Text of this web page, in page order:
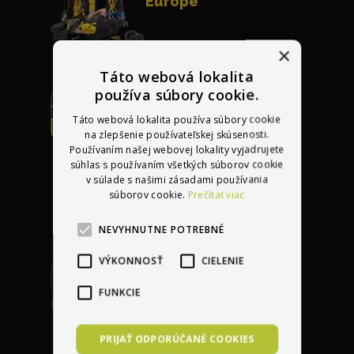
Bezplatná oprava
akéhokoľvek
poškodeniado 30 dní
po kúpe vozidla
cenys dorovnaním
×
Táto webová lokalita
používa súbory cookie.
Táto webová lokalita používa súbory cookie
na zlepšenie používateľskej skúsenosti.
Používaním našej webovej lokality vyjadrujete
súhlas s používaním všetkých súborov cookie
v súlade s našimi zásadami používania
súborov cookie. Prečítať viac
NEVYHNUTNE POTREBNÉ
VÝKONNOSŤ CIELENIE
FUNKCIE
PRIJAŤ ODPORÚČANÉ COOKIES